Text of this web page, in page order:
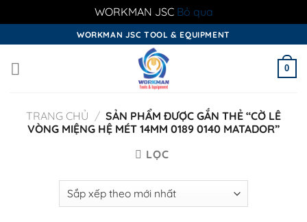
WORKMAN JSC Bỏ qua
to
content
WORKMAN JSC TOOL & EQUIPMENT
0
TRANG CHỦ / SẢN PHẨM ĐƯỢC GẮN THẺ “CỜ LÊ
VÒNG MIỆNG HỆ MÉT 14MM 0189 0140 MATADOR”
LỌC